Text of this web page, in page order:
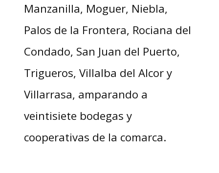
Manzanilla, Moguer, Niebla,
Palos de la Frontera, Rociana del
Condado, San Juan del Puerto,
Trigueros, Villalba del Alcor y
Villarrasa, amparando a
veintisiete bodegas y
cooperativas de la comarca.